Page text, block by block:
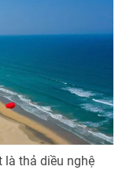
thả diều nghệ